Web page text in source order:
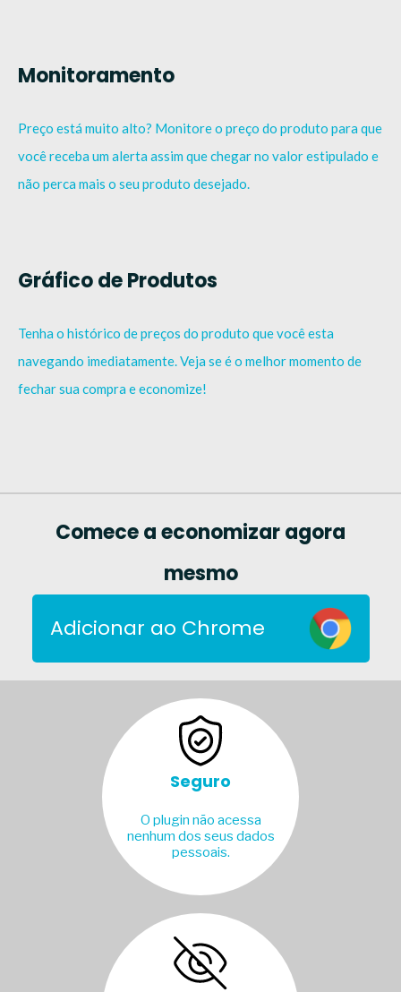
Monitoramento
Preço está muito alto? Monitore o preço do produto para que
você receba um alerta assim que chegar no valor estipulado e
não perca mais o seu produto desejado.
Gráfico de Produtos
Tenha o histórico de preços do produto que você esta
navegando imediatamente. Veja se é o melhor momento de
fechar sua compra e economize!
Comece a economizar agora
mesmo
Adicionar ao Chrome
Seguro
O plugin não acessa
nenhum dos seus dados
pessoais.